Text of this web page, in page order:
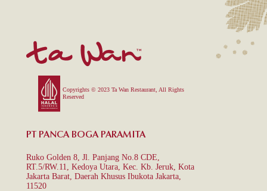
Copyrights © 2023 Ta Wan Restaurant, All Rights
Reserved
PT PANCA BOGA PARAMITA
Ruko Golden 8, Jl. Panjang No.8 CDE,
RT.5/RW.11, Kedoya Utara, Kec. Kb. Jeruk, Kota
Jakarta Barat, Daerah Khusus Ibukota Jakarta,
11520